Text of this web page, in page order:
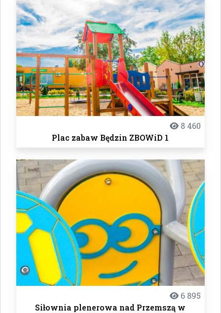
8 460
Plac zabaw Będzin ZBOWiD 1
6 895
Siłownia plenerowa nad Przemszą w